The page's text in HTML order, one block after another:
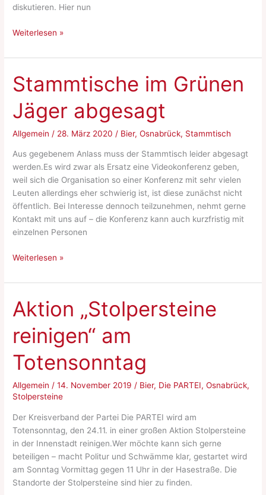
diskutieren. Hier nun
Aufstellungsversammlung
die
Weiterlesen »
Stammtische im Grünen
Jäger abgesagt
Allgemein / 28. März 2020 / Bier,Osnabrück, Stammtisch
Aus gegebenem Anlass muss der Stammtisch leider abgesagt
werden.Es wird zwar als Ersatz eine Videokonferenz geben,
weil sich die Organisation so einer Konferenz mit sehr vielen
Leuten allerdings eher schwierig ist, ist diese zunächst nicht
öffentlich. Bei Interesse dennoch teilzunehmen, nehmt gerne
Kontakt mit uns auf – die Konferenz kann auch kurzfristig mit
einzelnen Personen
Stammtische
Grünen
abgesagt
Weiterlesen »
Aktion „Stolpersteine
reinigen“ am
Totensonntag
Allgemein /14. November 2019 / Bier, Die PARTEI,Osnabrück,
Stolpersteine
Der Kreisverband der Partei Die PARTEI wird am
Totensonntag, den 24.11. in einer großen Aktion Stolpersteine
in der Innenstadt reinigen.Wer möchte kann sich gerne
beteiligen – macht Politur und Schwämme klar, gestartet wird
am Sonntag Vormittag gegen 11 Uhr in der Hasestraße. Die
Standorte der Stolpersteine sind hier zu finden.